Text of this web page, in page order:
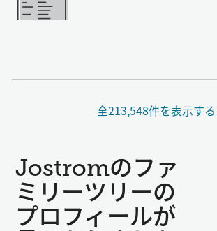
全213,548件を表示する
Jostromのファ
ミリーツリーの
プロフィールが